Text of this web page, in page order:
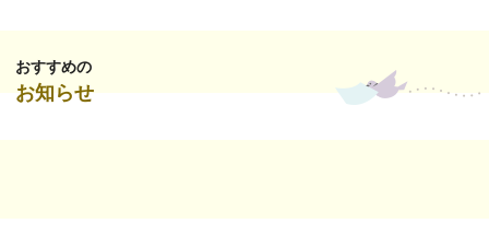
おすすめの
お知らせ